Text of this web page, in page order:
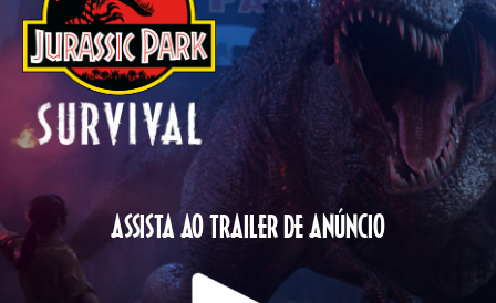
ASSISTA AO TRAILER DE ANÚNCIO